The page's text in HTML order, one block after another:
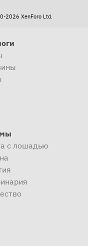
2026 XenForo Ltd.
с лошадью